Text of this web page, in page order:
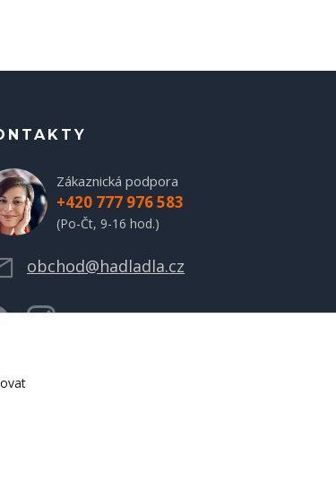
Zákaznická podpora
+420 777 976 583
(Po-Čt, 9-16 hod.)
obchod@hadladla.cz